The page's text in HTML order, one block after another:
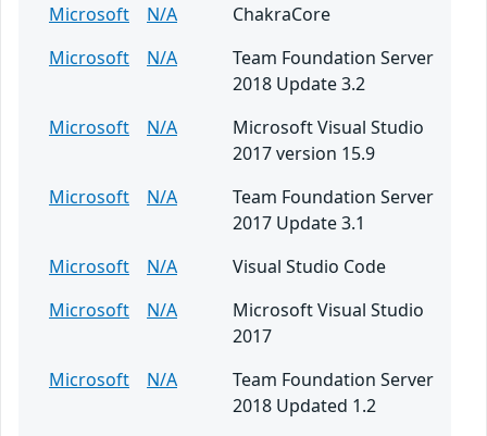
Microsoft N/A
ChakraCore
Microsoft
N/A
Team Foundation Server
2018 Update 3.2
Microsoft
N/A
Microsoft Visual Studio
2017 version 15.9
Microsoft
N/A
Team Foundation Server
2017 Update 3.1
Microsoft
N/A
Visual Studio Code
Microsoft
N/A
Microsoft Visual Studio
2017
Microsoft
N/A
Team Foundation Server
2018 Updated 1.2